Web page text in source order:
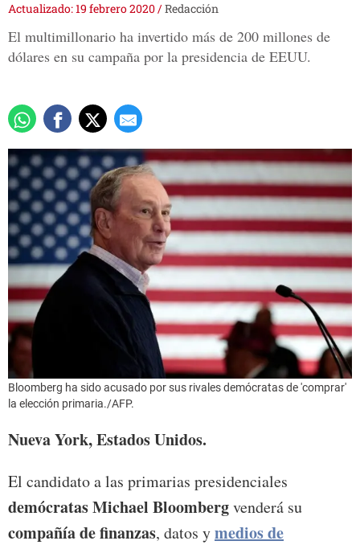
Actualizado: 19 febrero 2020/Redacción
El multimillonario ha invertido más de 200 millones de
dólares en su campaña por la presidencia de EEUU.
Bloomberg ha sido acusado por sus rivales demócratas de 'comprar'
la elección primaria./AFP.
Nueva York, Estados Unidos.
El candidato a las primarias presidenciales
demócratas Michael Bloombergvenderá su
compañía de finanzas, datos ymedios de